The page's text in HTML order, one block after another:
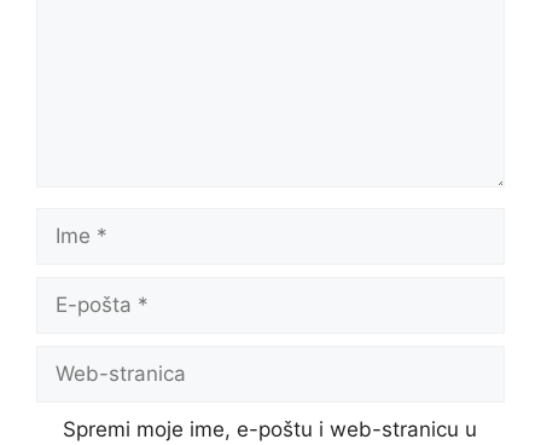
pošta
stranica
Spremi moje ime, e-poštu i web-stranicu u